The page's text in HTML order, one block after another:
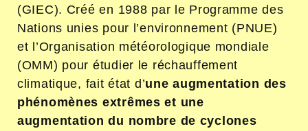
(GIEC). Créé en 1988 par le Programme des
Nations unies pour l’environnement (PNUE)
et l’Organisation météorologique mondiale
(OMM) pour étudier le réchauffement
climatique, fait état d’une augmentation des
phénomènes extrêmes et une
augmentation du nombre de cyclones